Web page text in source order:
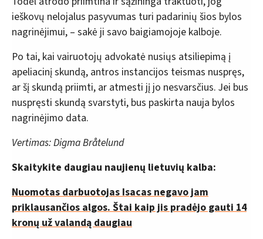
ieškovų nelojalus pasyvumas turi padarinių šios bylos
nagrinėjimui, – sakė ji savo baigiamojoje kalboje.
Po tai, kai vairuotojų advokatė nusiųs atsiliepimą į
apeliacinį skundą, antros instancijos teismas nuspręs,
ar šį skundą priimti, ar atmesti jį jo nesvarsčius. Jei bus
nuspręsti skundą svarstyti, bus paskirta nauja bylos
nagrinėjimo data.
Vertimas:Digma Bråtelund
Skaitykite daugiau naujienų lietuvių kalba:
Nuomotas darbuotojas Isacas negavo jam
priklausančios algos. Štai kaip jis pradėjo gauti 14
kronų už valandą daugiau